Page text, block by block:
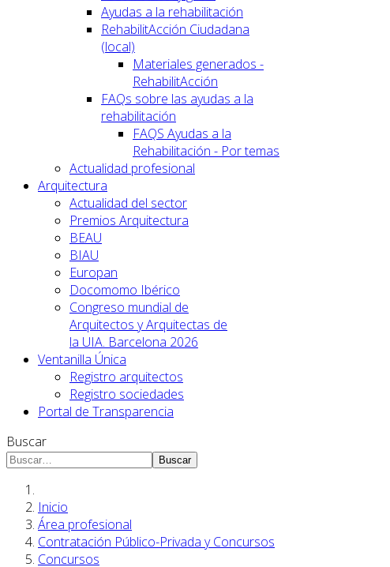
Ayudas a la rehabilitación
RehabilitAcción Ciudadana
(local)
Materiales generados -
RehabilitAcción
FAQs sobre las ayudas a la
rehabilitación
FAQS Ayudas a la
Rehabilitación - Por temas
Actualidad profesional
Arquitectura
Actualidad del sector
Premios Arquitectura
BEAU
BIAU
Europan
Docomomo Ibérico
Congreso mundial de
Arquitectos y Arquitectas de
la UIA. Barcelona 2026
Ventanilla Única
Registro arquitectos
Registro sociedades
Portal de Transparencia
Buscar
Buscar
Inicio
Área profesional
Contratación Público-Privada y Concursos
Concursos